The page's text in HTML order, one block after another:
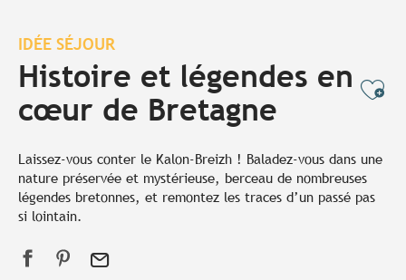
IDÉE SÉJOUR
Histoire et légendes en
cœur de Bretagne
Laissez-vous conter le Kalon-Breizh ! Baladez-vous dans une
nature préservée et mystérieuse, berceau de nombreuses
légendes bretonnes, et remontez les traces d’un passé pas
si lointain.